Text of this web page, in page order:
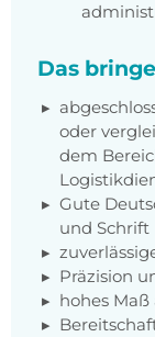
Das
oder
dem
Gute
und Schrift
Präzision
hohes